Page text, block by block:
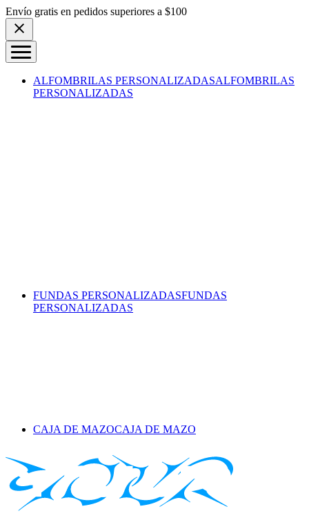
Skip to content
Envío gratis en pedidos superiores a $100
ALFOMBRILAS PERSONALIZADASALFOMBRILAS
PERSONALIZADAS
FUNDAS PERSONALIZADASFUNDAS
PERSONALIZADAS
CAJA DE MAZOCAJA DE MAZO